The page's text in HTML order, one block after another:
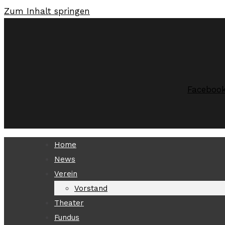
Zum Inhalt springen
Home
News
Verein
Vorstand
Theater
Fundus